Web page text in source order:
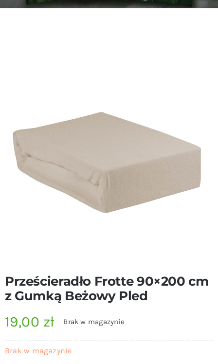
Prześcieradło Frotte 90×200 cm
z Gumką Beżowy Pled
19,00 zł Brak w magazynie
Brak w magazynie